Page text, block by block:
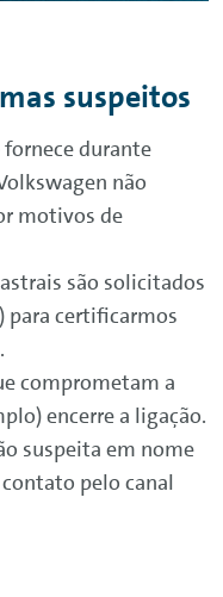
suspeitos
durante
não
motivos de
são solicitados
para certificarmos
comprometam a
encerre a ligação.
suspeita em nome
pelo canal